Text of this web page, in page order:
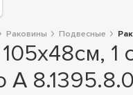
Раковины Подвесные
A